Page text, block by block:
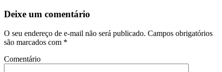
Deixe um comentário
O seu endereço de e-mail não será publicado. Campos obrigatórios
são marcados com *
Comentário